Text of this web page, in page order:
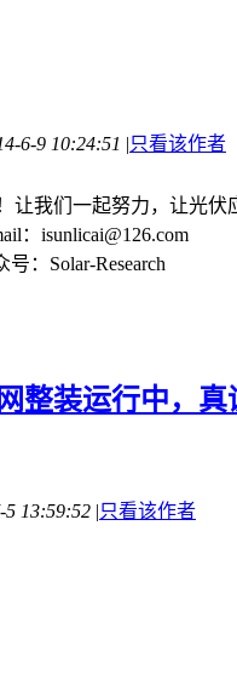
6-9 10:24:51 |只看该作者
让我们一起努力，让光伏
：isunlicai@126.com
：Solar-Research
整装运行中，
5 13:59:52 |只看该作者